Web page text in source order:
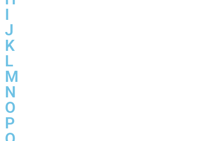
I
J
K
L
M
N
O
P